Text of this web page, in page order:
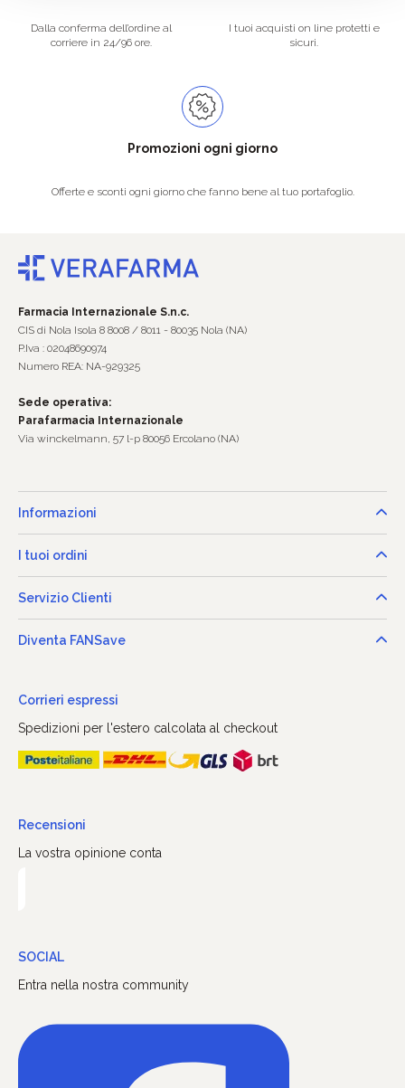
Dalla conferma dell’ordine al
corriere in 24/96 ore.
I tuoi acquisti on line protetti e
sicuri.
Promozioni ogni giorno
Offerte e sconti ogni giorno che fanno bene al tuo portafoglio.
Farmacia Internazionale S.n.c.
CIS di Nola Isola 8 8008 / 8011 - 80035 Nola (NA)
P.Iva : 02048690974
Numero REA: NA-929325
Sede operativa:
Parafarmacia Internazionale
Via winckelmann, 57 l-p 80056 Ercolano (NA)
Informazioni
I tuoi ordini
Servizio Clienti
Diventa FANSave
Corrieri espressi
Spedizioni per l'estero calcolata al checkout
Recensioni
La vostra opinione conta
SOCIAL
Entra nella nostra community